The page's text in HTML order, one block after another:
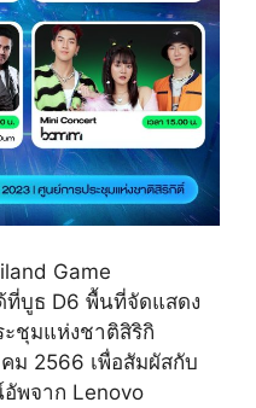
Game
ที่บูธ D6 พื้นที่จัดแสดง
ชุมแห่งชาติสิริกิ
ม 2566 เพื่อสัมผัสกับ
พจาก Lenovo